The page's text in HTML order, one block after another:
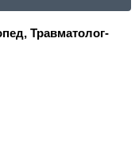
Травматолог-